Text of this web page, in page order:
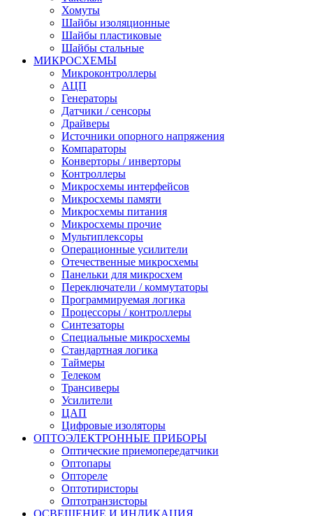
Хомуты
Шайбы изоляционные
Шайбы пластиковые
Шайбы стальные
МИКРОСХЕМЫ
Микроконтроллеры
АЦП
Генераторы
Датчики / сенсоры
Драйверы
Источники опорного напряжения
Компараторы
Конверторы / инверторы
Контроллеры
Микросхемы интерфейсов
Микросхемы памяти
Микросхемы питания
Микросхемы прочие
Мультиплексоры
Операционные усилители
Отечественные микросхемы
Панельки для микросхем
Переключатели / коммутаторы
Программируемая логика
Процессоры / контроллеры
Синтезаторы
Специальные микросхемы
Стандартная логика
Таймеры
Телеком
Трансиверы
Усилители
ЦАП
Цифровые изоляторы
ОПТОЭЛЕКТРОННЫЕ ПРИБОРЫ
Оптические приемопередатчики
Оптопары
Оптореле
Оптотиристоры
Оптотранзисторы
ОСВЕЩЕНИЕ И ИНДИКАЦИЯ